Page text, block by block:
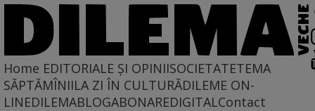
Home EDITORIALE ȘI OPINIISOCIETATETEMA
SĂPTĂMÎNIILA ZI ÎN CULTURĂDILEME ON-
LINEDILEMABLOGABONAREDIGITALContact